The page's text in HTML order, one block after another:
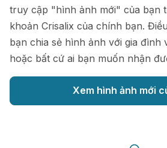
truy cập "hình ảnh mới" của bạn
khoản Crisalix của chính bạn.
bạn chia sẻ hình ảnh với gia đình
hoặc bất cứ ai bạn muốn nhận
Xem hình ảnh mới